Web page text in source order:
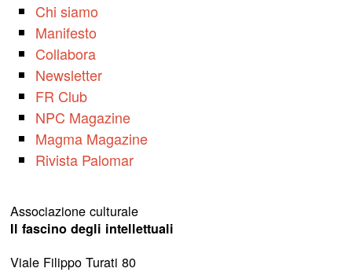
Chi siamo
Manifesto
Collabora
Newsletter
FR Club
NPC Magazine
Magma Magazine
Rivista Palomar
Associazione culturale
Il fascino degli intellettuali
Viale Filippo Turati 80